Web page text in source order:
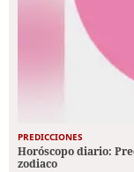
PREDICCIONES
Horóscopo diario:
zodiaco